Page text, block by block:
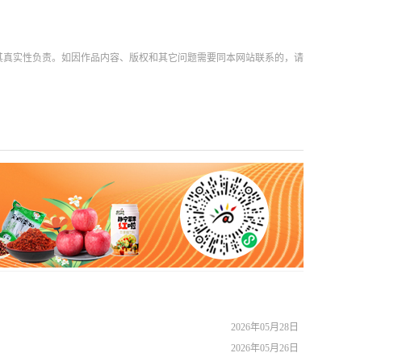
实性负责。如因作品内容、版权和其它问题需要同本网站联系的，请
2026年05月28日
2026年05月26日